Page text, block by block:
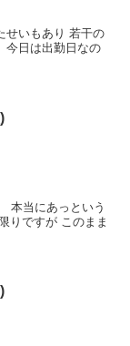
せいもあり 若干の
今日は出勤日なの
本当にあっという
りですが このまま